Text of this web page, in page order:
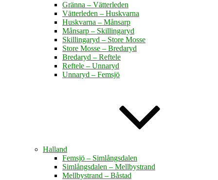
Gränna – Vätterleden
Vätterleden – Huskvarna
Huskvarna – Månsarp
Månsarp – Skillingaryd
Skillingaryd – Store Mosse
Store Mosse – Bredaryd
Bredaryd – Reftele
Reftele – Unnaryd
Unnaryd – Femsjö
Halland
Femsjö – Simlångsdalen
Simlångsdalen – Mellbystrand
Mellbystrand – Båstad